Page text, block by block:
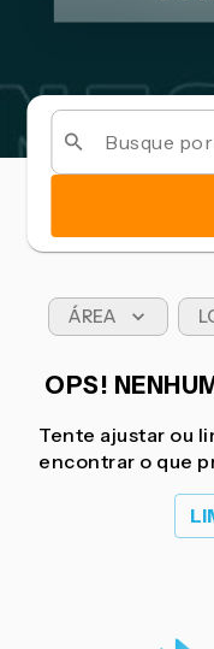
ÁREA
OPS!
Tente ajustar ou
encontrar o que